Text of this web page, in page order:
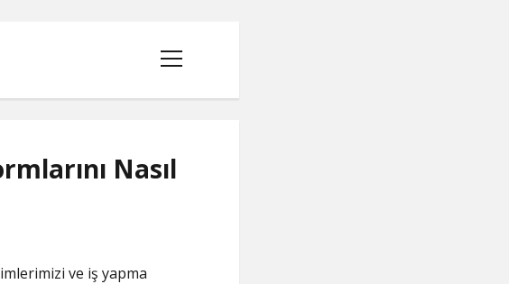
menüyü
aç
Nasıl
ve iş yapma